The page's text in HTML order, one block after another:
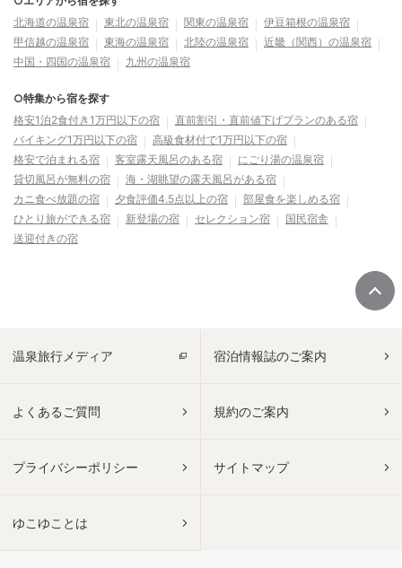
北海道の温泉宿
東北の温泉宿 関東の温泉宿
伊豆箱根の温泉宿
甲信越の温泉宿
東海の温泉宿 北陸の温泉宿
近畿（関西）の温泉宿
中国・四国の温泉宿
九州の温泉宿
○特集から宿を探す
格安1泊2食付き1万円以下の宿
直前割引・直前値下げプランのある宿
バイキング1万円以下の宿
高級食材付で1万円以下の宿
格安で泊まれる宿
客室露天風呂のある宿
にごり湯の温泉宿
貸切風呂が無料の宿
海・湖眺望の露天風呂がある宿
カニ食べ放題の宿
夕食評価4.5点以上の宿
部屋食を楽しめる宿
ひとり旅ができる宿
新登場の宿 セレクション宿
国民宿舎
送迎付きの宿
温泉旅行メディア 宿泊情報誌のご案内
よくあるご質問 規約のご案内
プライバシーポリシー サイトマップ
ゆこゆことは